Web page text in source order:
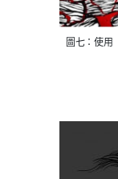
圖七：使用